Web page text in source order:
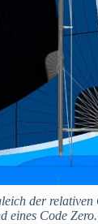
der
eines Code Zero.